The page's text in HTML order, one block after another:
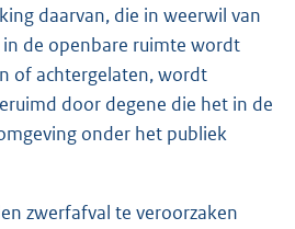
daarvan, die in weerwil van
de openbare ruimte wordt
of achtergelaten, wordt
door degene die het in de
onder het publiek
zwerfafval te veroorzaken